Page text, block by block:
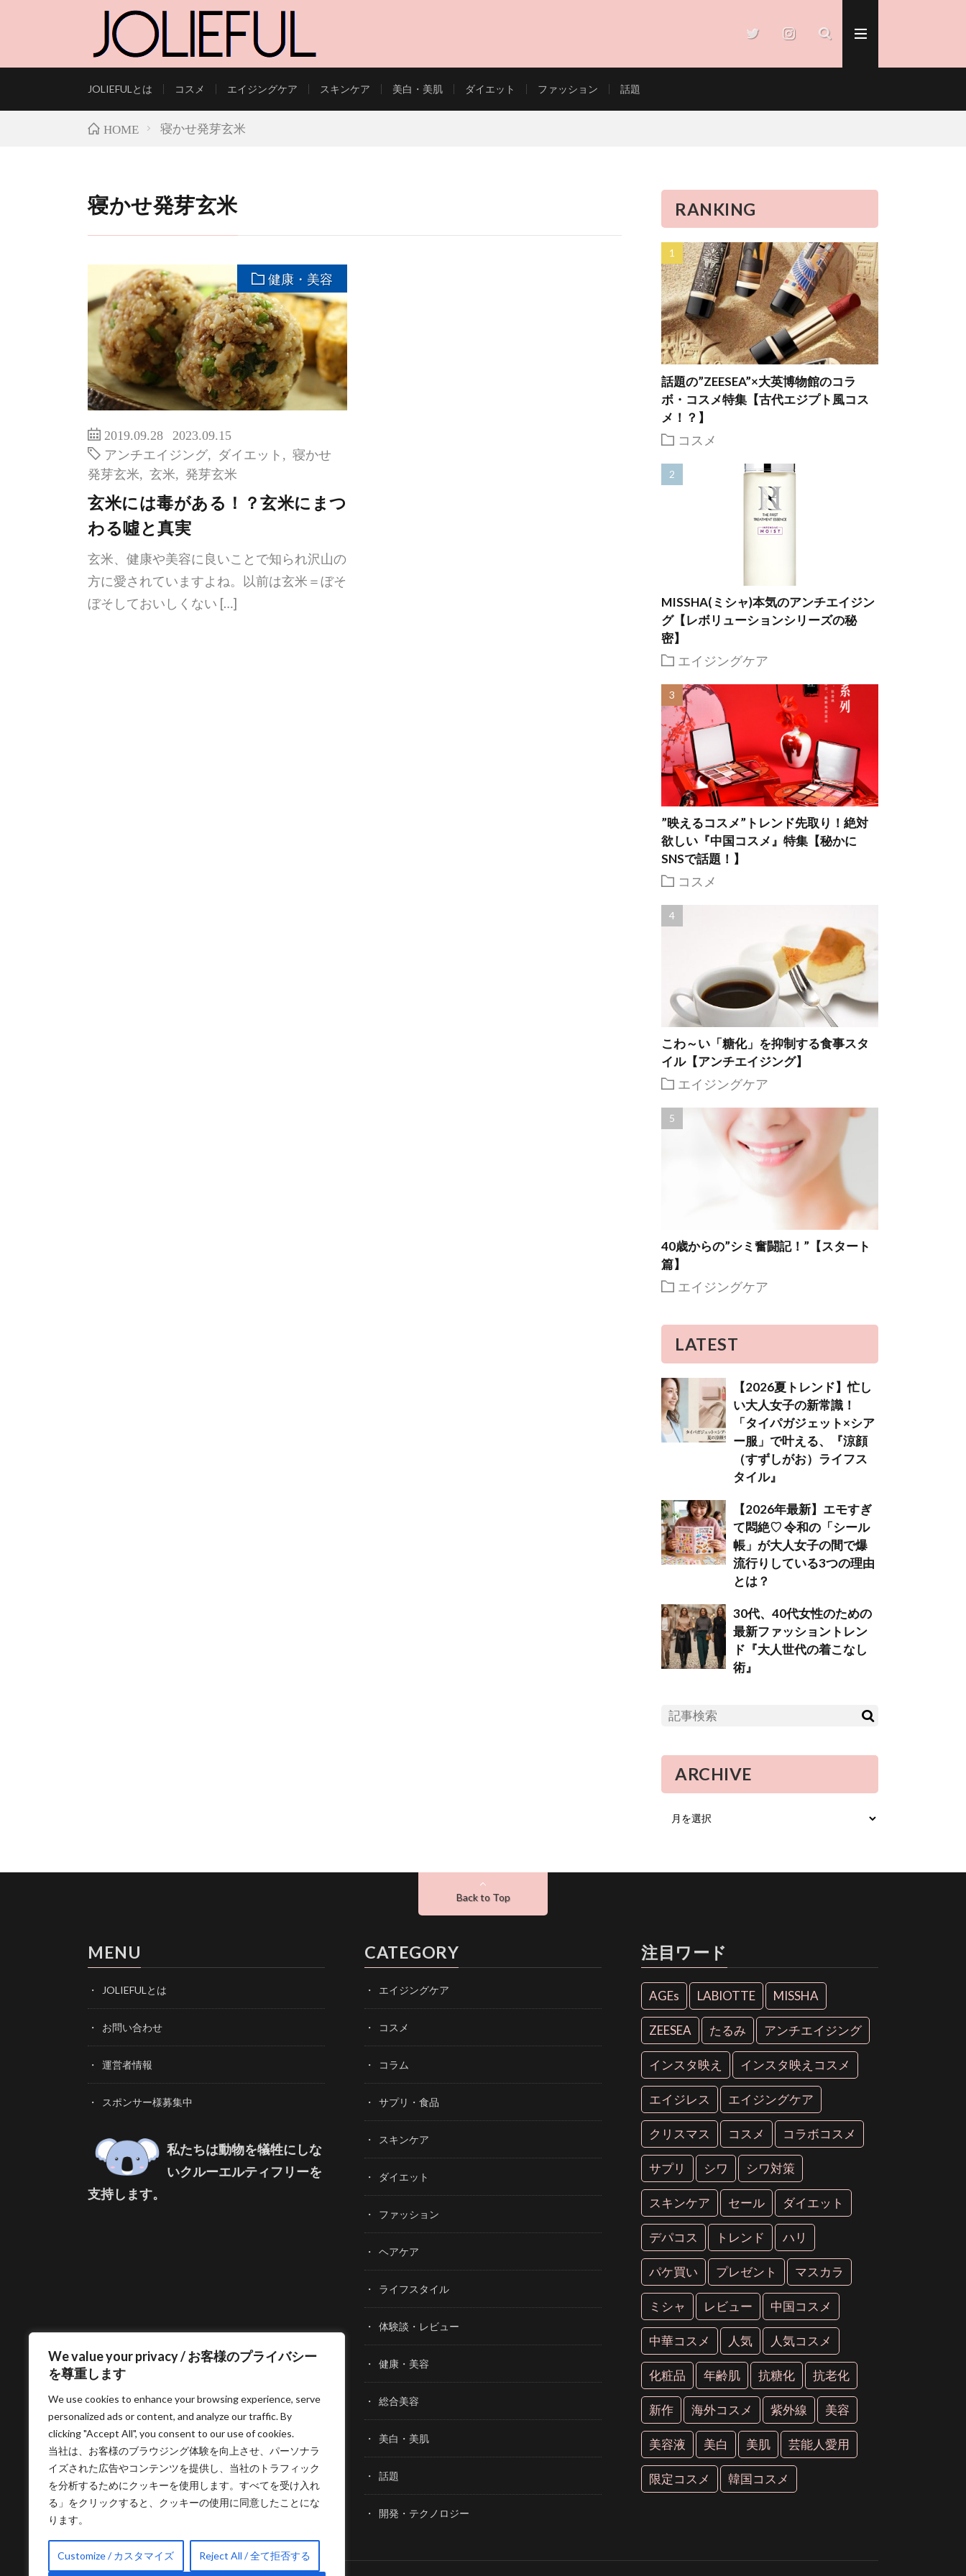
We value your privacy / お客様のプライバシー
を尊重します
We use cookies to enhance your browsing experience, serve
personalized ads or content, and analyze our traffic. By
clicking "Accept All", you consent to our use of cookies.
当社は、お客様のブラウジング体験を向上させ、パーソナラ
イズされた広告やコンテンツを提供し、当社のトラフィック
を分析するためにクッキーを使用します。すべてを受け入れ
る」をクリックすると、クッキーの使用に同意したことにな
ります。
Customize / カスタマイズ Reject All / 全て拒否する
LIFESTYLE AND BEAUTY WEB MAGAZINE
JOLIEFULとは コスメ エイジングケア スキンケア 美白・美肌 ダイエット ファッション 話題
HOME 寝かせ発芽玄米
寝かせ発芽玄米
健康・美容
2019.09.28
2023.09.15
アンチエイジング
ダイエット
寝かせ
発芽玄米
玄米 発芽玄米
玄米には毒がある！？玄米にまつ
わる噓と真実
玄米、健康や美容に良いことで知られ沢山の
方に愛されていますよね。以前は玄米＝ぼそ
ぼそしておいしくない […]
RANKING
話題の”ZEESEA”×大英博物館のコラ
ボ・コスメ特集【古代エジプト風コス
メ！？】
コスメ
MISSHA(ミシャ)本気のアンチエイジン
グ【レボリューションシリーズの秘
密】
エイジングケア
”映えるコスメ”トレンド先取り！絶対
欲しい『中国コスメ』特集【秘かに
SNSで話題！】
コスメ
こわ～い「糖化」を抑制する食事スタ
イル【アンチエイジング】
エイジングケア
40歳からの”シミ奮闘記！”【スタート
篇】
エイジングケア
LATEST
【2026夏トレンド】忙し
い大人女子の新常識！
「タイパガジェット×シア
ー服」で叶える、『涼顔
（すずしがお）ライフス
タイル』
【2026年最新】エモすぎ
て悶絶♡ 令和の「シール
帳」が大人女子の間で爆
流行りしている3つの理由
とは？
30代、40代女性のための
最新ファッショントレン
ド『大人世代の着こなし
術』
ARCHIVE
Back to Top
MENU
JOLIEFULとは
お問い合わせ
運営者情報
スポンサー様募集中
私たちは動物を犠牲にしな
いクルーエルティフリーを
支持します。
CATEGORY
エイジングケア
コスメ
コラム
サプリ・食品
スキンケア
ダイエット
ファッション
ヘアケア
ライフスタイル
体験談・レビュー
健康・美容
総合美容
美白・美肌
話題
開発・テクノロジー
注目ワード
AGEs LABIOTTE MISSHA
ZEESEA たるみ アンチエイジング
インスタ映え インスタ映えコスメ
エイジレス エイジングケア
クリスマス コスメ コラボコスメ
サプリ シワ シワ対策
スキンケア セール ダイエット
デパコス トレンド ハリ
パケ買い プレゼント マスカラ
ミシャ レビュー 中国コスメ
中華コスメ 人気 人気コスメ
化粧品 年齢肌 抗糖化 抗老化
新作 海外コスメ 紫外線 美容
美容液 美白 美肌 芸能人愛用
限定コスメ 韓国コスメ